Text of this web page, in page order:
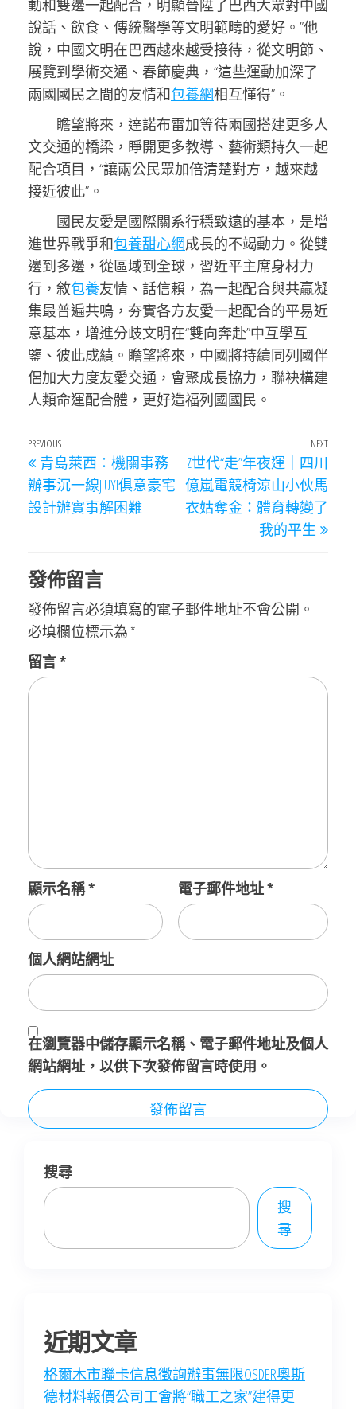
動和雙邊一起配合，明顯晉陞了巴西大眾對中國
說話、飲食、傳統醫學等文明範疇的愛好。”他
說，中國文明在巴西越來越受接待，從文明節、
展覽到學術交通、春節慶典，“這些運動加深了
兩國國民之間的友情和包養網相互懂得”。
瞻望將來，達諾布雷加等待兩國搭建更多人
文交通的橋梁，睜開更多教導、藝術類持久一起
配合項目，“讓兩公民眾加倍清楚對方，越來越
接近彼此”。
國民友愛是國際關系行穩致遠的基本，是增
進世界戰爭和包養甜心網成長的不竭動力。從雙
邊到多邊，從區域到全球，習近平主席身材力
行，敘包養友情、話信賴，為一起配合與共贏凝
集最普遍共鳴，夯實各方友愛一起配合的平易近
意基本，增進分歧文明在“雙向奔赴”中互學互
鑒、彼此成績。瞻望將來，中國將持續同列國伴
侶加大力度友愛交通，會聚成長協力，聯袂構建
人類命運配合體，更好造福列國國民。
文
章
導
Previous
Post
PREVIOUS
青島萊西：機關事務
辦事沉一線JIUYI俱意豪宅
設計辦實事解困難
Next
NEXT
Z世代“走”年夜運｜四川
億嵐電競椅涼山小伙馬
衣姑奪金：體育轉變了
我的平生
發佈留言
發佈留言必須填寫的電子郵件地址不會公開。
必填欄位標示為 *
留言*
顯示名稱* 電子郵件地址*
個人網站網址
在瀏覽器中儲存顯示名稱、電子郵件地址及個人
網站網址，以供下次發佈留言時使用。
搜尋
搜
尋
近期文章
格爾木市聯卡信息徵詢辦事無限OSDER奧斯
德材料報價公司工會將“職工之家”建得更